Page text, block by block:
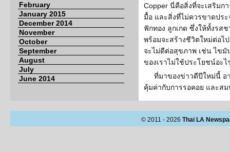
February
January 2015
December 2014
November
October
September
August
July
June 2014
Copper นี่คือสิ่งที่จะเสริมก
มื้อ และสิ่งที่ไม่ควรขาดปร
ฟักทอง ลูกเกด ซึ่งให้ทั้งรส
พร้อมจะสร้างชีวิตใหม่ต่อไ
จะไม่ดีต่อสุขภาพ เช่น ไขมั
ของเราไม่ใช้ประโยชน์อะไ
ที่มาของข่าวดีปีใหม่นี้ อ
คุ้มค่ากับการรอคอย และสม
© 2011 - 2026 Thai LA